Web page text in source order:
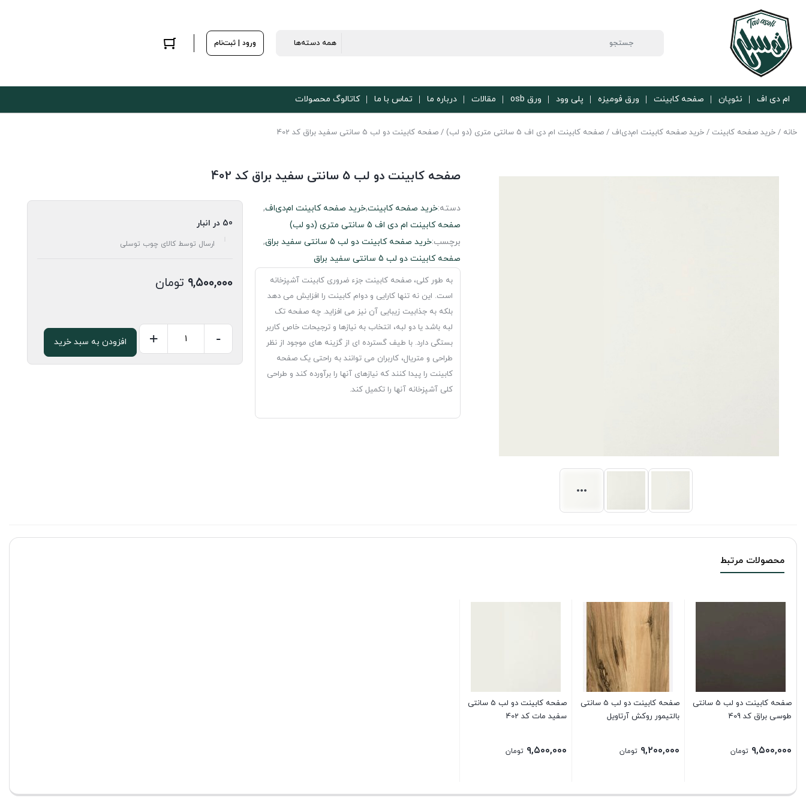
ورود | ثبت‌نام
ام دی اف نئوپان صفحه کابینت ورق فومیزه پلی وود ورق osb مقالات درباره ما تماس با ما کاتالوگ محصولات
خانه / خرید صفحه کابینت / خرید صفحه کابینت ام‌دی‌اف / صفحه کابینت ام دی اف 5 سانتی متری (دو لب) / صفحه کابینت دو لب 5 سانتی سفید براق کد 402
صفحه کابینت دو لب 5 سانتی سفید براق کد 402
دسته:خرید صفحه کابینت,خرید صفحه کابینت ام‌دی‌اف,
صفحه کابینت ام دی اف 5 سانتی متری (دو لب)
برچسب:خرید صفحه کابینت دو لب 5 سانتی سفید براق
,
صفحه کابینت دو لب 5 سانتی سفید براق
به طور کلی، صفحه کابینت جزء ضروری کابینت آشپزخانه
است. این نه تنها کارایی و دوام کابینت را افزایش می دهد
بلکه به جذابیت زیبایی آن نیز می افزاید. چه صفحه تک
لبه باشد یا دو لبه، انتخاب به نیازها و ترجیحات خاص کاربر
بستگی دارد. با طیف گسترده ای از گزینه های موجود از نظر
طراحی و متریال، کاربران می توانند به راحتی یک صفحه
کابینت را پیدا کنند که نیازهای آنها را برآورده کند و طراحی
کلی آشپزخانه آنها را تکمیل کند.
50 در انبار
ارسال توسط کالای چوب توسلی
۹,۵۰۰,۰۰۰ تومان
کابینت
-
+ افزودن به سبد خرید
محصولات مرتبط
صفحه کابینت دو لب 5 سانتی
طوسی براق کد 409
۹,۵۰۰,۰۰۰ تومان
صفحه کابینت دو لب 5 سانتی
بالتیمور روکش آرتاویل
۹,۲۰۰,۰۰۰ تومان
صفحه کابینت دو لب 5 سانتی
سفید مات کد 402
۹,۵۰۰,۰۰۰ تومان